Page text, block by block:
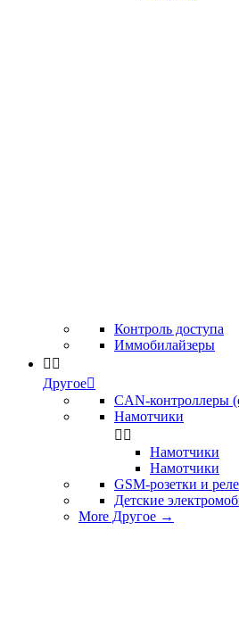
Контроль доступа
Иммобилайзеры
 
Другое
CAN-контроллеры
Намотчики
 
Намотчики
Намотчики
GSM-розетки и реле
Детские
More Другое →